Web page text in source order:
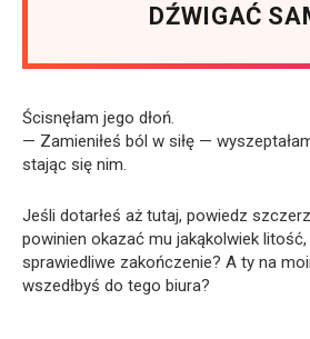
DŹWIGAĆ
Ścisnęłam jego dłoń.
— Zamieniłeś ból w siłę —
stając się nim.
Jeśli dotarłeś aż tutaj, powiedz
powinien okazać mu jakąkolwiek litość,
sprawiedliwe zakończenie? A ty na
wszedłbyś do tego biura?